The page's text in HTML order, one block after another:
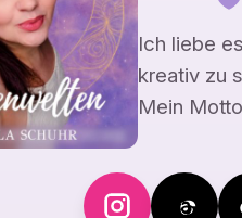
Ich liebe
kreativ zu
Mein